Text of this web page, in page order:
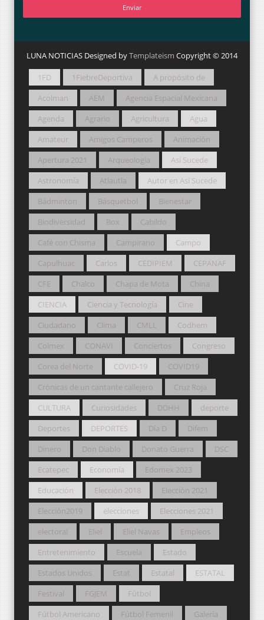
LUNA NOTICIAS Designed byTemplateism Copyright © 2014
1FD 1FiebreDeportiva
A propósito de
Acolman
AEM
Agencia Espacial Mexicana
Agenda
Agrario Agricultura
Agua
Amateur
Amigos Camperos
Animación
Apertura 2021
Arqueología
Así Sucede
Astronomía
Atlautla
Autor en Así Sucede
Bádminton
Básquetbol
Bienestar
Biodiversidad
Box
Cabildo
Café con Chisma
Campirano
Campo
Capulhuac
Carlos CEDIPIEM
CEPANAF
CFE
Chalco Chapa de Mota
China
CIENCIA
Ciencia y Tecnología
Cine
Ciudadano
Clima CMLL
Codhem
Colmex
CONAVI Conciertos
Congreso
Corea del Norte
COVID-19
COVID19
Crónicas de un cantante callejero
Cruz Roja
CULTURA
Curiosidades DDHH
deporte
Deportes
DEPORTES Día D
Difem
Dinero
Don Diablo Donato Guerra
DSC
Ecatepec
Economía
Edomex 2023
Educación
Elección 2018
Elección 2021
Elección2019
elecciones
Elecciones 2021
electoral
Eliel Eliel Navas
Empleos
Entretenimiento
Escuela
Estado
Estados Unidos
Estat Estatal
ESTATAL
Festival
FGJEM
Fútbol
Fútbol Americano
Fútbol Femenil
Galería